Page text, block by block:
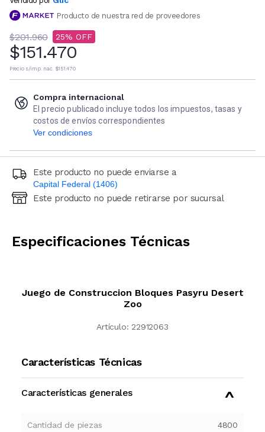
Producto de nuestra red de proveedores
$201.960 25
$151.470
Precio s/imp. nac. $151.470
Compra internacional
El precio publicado incluye todos los impuestos, tasas y
costos de envíos correspondientes
Ver condiciones
Este producto no puede enviarse a
Capital Federal (1406)
Ingresá código postal (sólo números)
Este producto no puede retirarse por sucursal
Especificaciones Técnicas
Juego de Construccion Bloques Pasyru Desert
Zoo
Artículo: 22912063
Características Técnicas
Características generales
Cantidad de piezas 4800